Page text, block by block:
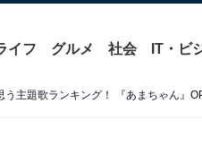
イフ グルメ 社会 IT・ビ
主題歌ランキング！ 『あまちゃん』